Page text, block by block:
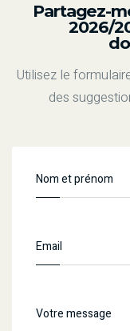
Partagez-
2026/
Utilisez le
des